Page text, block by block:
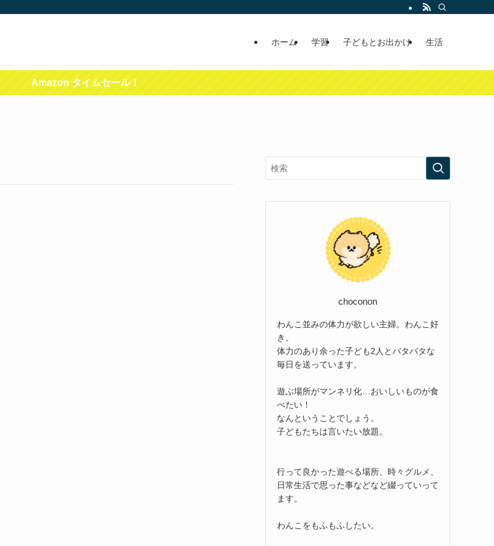
ホーム 学習 子どもとお出かけ 生活
Amazon タイムセール！
choconon
わんこ並みの体力が欲しい主婦。わんこ好
き。
体力のあり余った子ども2人とバタバタな
毎日を送っています。
遊ぶ場所がマンネリ化…おいしいものが食
べたい！
なんということでしょう。
子どもたちは言いたい放題。
行って良かった遊べる場所、時々グルメ、
日常生活で思った事などなど綴っていって
ます。
わんこをもふもふしたい。